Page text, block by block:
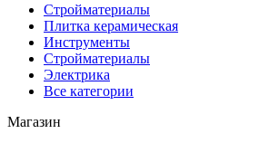
Стройматериалы
Плитка керамическая
Инструменты
Стройматериалы
Электрика
Все категории
Магазин